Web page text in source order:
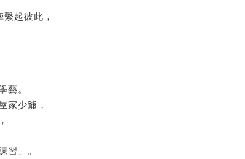
起彼此，
藝。
家少爺，
習」。